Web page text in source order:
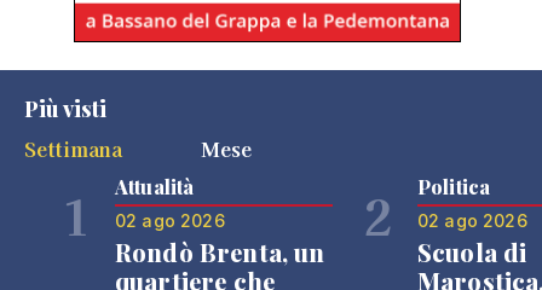
Più visti
Settimana
Mese
1 Attualità
02 ago 2026
Rondò Brenta, un
quartiere che
2 Politica
02 ago 2026
Scuola di